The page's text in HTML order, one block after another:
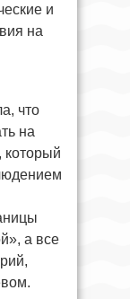
и
на
что
на
который
а все